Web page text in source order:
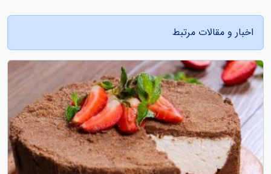
اخبار و مقالات مرتبط